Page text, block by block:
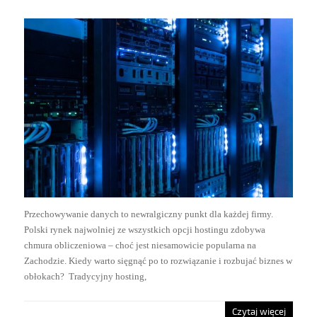
Przechowywanie danych to newralgiczny punkt dla każdej firmy.
Polski rynek najwolniej ze wszystkich opcji hostingu zdobywa
chmura obliczeniowa – choć jest niesamowicie popularna na
Zachodzie. Kiedy warto sięgnąć po to rozwiązanie i rozbujać biznes w
obłokach? Tradycyjny hosting,
Czytaj więcej